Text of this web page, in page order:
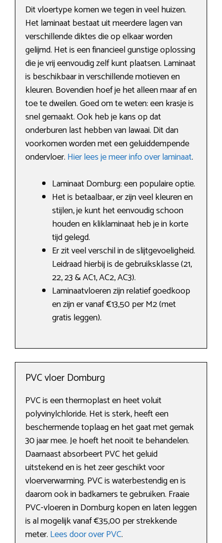
Dit vloertype komen we tegen in veel huizen.
Het laminaat bestaat uit meerdere lagen van
verschillende diktes die op elkaar worden
gelijmd. Het is een financieel gunstige oplossing
die je vrij eenvoudig zelf kunt plaatsen. Laminaat
is beschikbaar in verschillende motieven en
kleuren. Bovendien hoef je het alleen maar af en
toe te dweilen. Goed om te weten: een krasje is
snel gemaakt. Ook heb je kans op dat
onderburen last hebben van lawaai. Dit dan
voorkomen worden met een geluiddempende
ondervloer. Hier lees je meer info over laminaat.
Laminaat Domburg: een populaire optie.
Het is betaalbaar, er zijn veel kleuren en
stijlen, je kunt het eenvoudig schoon
houden en kliklaminaat heb je in korte
tijd gelegd.
Er zit veel verschil in de slijtgevoeligheid.
Leidraad hierbij is de gebruiksklasse (21,
22, 23 & AC1, AC2, AC3).
Laminaatvloeren zijn relatief goedkoop
en zijn er vanaf €13,50 per M2 (met
gratis leggen).
PVC vloer Domburg
PVC is een thermoplast en heet voluit
polyvinylchloride. Het is sterk, heeft een
beschermende toplaag en het gaat met gemak
30 jaar mee. Je hoeft het nooit te behandelen.
Daarnaast absorbeert PVC het geluid
uitstekend en is het zeer geschikt voor
vloerverwarming. PVC is waterbestendig en is
daarom ook in badkamers te gebruiken. Fraaie
PVC-vloeren in Domburg kopen en laten leggen
is al mogelijk vanaf €35,00 per strekkende
meter. Lees door over PVC.